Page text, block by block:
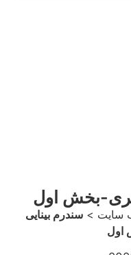
بخش اول
سایت > سندرم بینایی
اول